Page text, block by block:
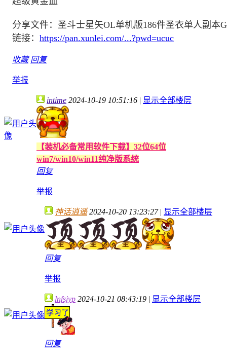
分享文件：圣斗士星矢OL单机版186件圣衣单人副本
链接： https://pan.xunlei.com/...?pwd=ucuc
收藏 回复
举报
intime 2024-10-19 10:51:16 | 显示全部楼层
【装机必备常用软件下载】32位64位
win7/win10/win11纯净版系统
回复
举报
神话逍遥2024-10-20 13:23:27 | 显示全部楼层
回复
举报
lnfsjyp 2024-10-21 08:43:19 | 显示全部楼层
回复